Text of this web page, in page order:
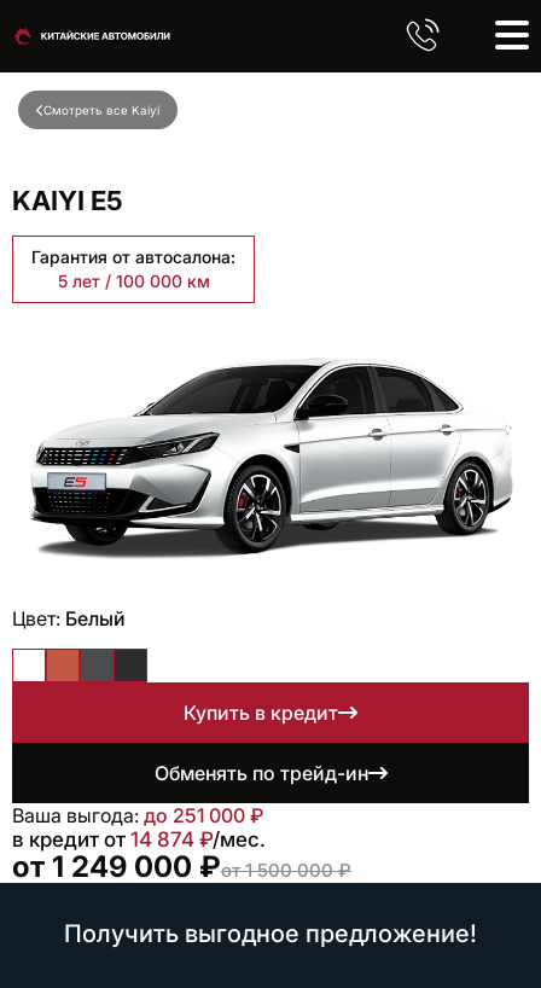
Смотреть все Kaiyi
Получить выгодное предложение!
KAIYI E5
Гарантия от автосалона:
5 лет / 100 000 км
Цвет: Белый
от 1 249 000 ₽от 1 500 000 ₽
в кредит от 14 874 ₽/мес.
Ваша выгода: до 251 000 ₽
Купить в кредит
Обменять по трейд-ин